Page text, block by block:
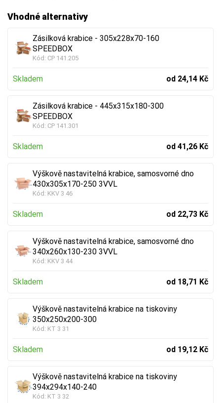
Vhodné alternativy
Zásilková krabice - 305x228x70-160
SPEEDBOX
Kód: CP 141.205
Skladem od 24,14 Kč
Zásilková krabice - 445x315x180-300
SPEEDBOX
Kód: CP 141.301
Skladem od 41,26 Kč
Výškově nastavitelná krabice, samosvorné dno
430x305x170-250 3VVL
Kód: KKV 3 46
Skladem od 22,73 Kč
Výškově nastavitelná krabice, samosvorné dno
340x260x130-230 3VVL
Kód: KKV 3 44
Skladem od 18,71 Kč
Výškově nastavitelná krabice na tiskoviny
350x250x200-300
Kód: KT 3 31
Skladem od 19,12 Kč
Výškově nastavitelná krabice na tiskoviny
394x294x140-240
Kód: KT 3 32